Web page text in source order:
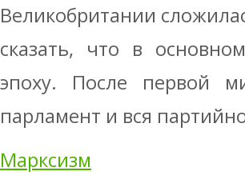
Великобритании
сказать, что в
эпоху. После первой
парламент и вся
Марксизм